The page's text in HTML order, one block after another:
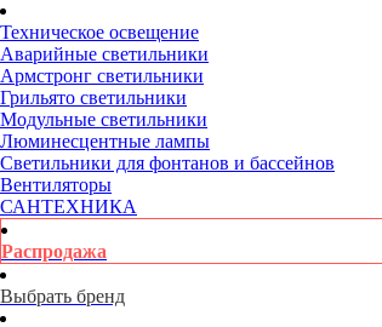
Техническое освещение
Аварийные светильники
Армстронг светильники
Грильято светильники
Модульные светильники
Люминесцентные лампы
Светильники для фонтанов и бассейнов
Вентиляторы
САНТЕХНИКА
Распродажа
Выбрать бренд